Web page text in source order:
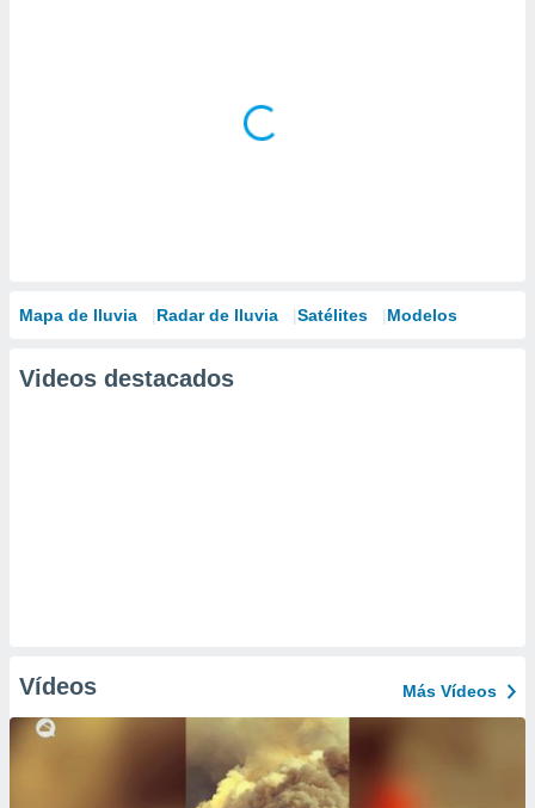
Mapa de lluvia Radar de lluvia Satélites Modelos
Videos destacados
Vídeos Más Vídeos